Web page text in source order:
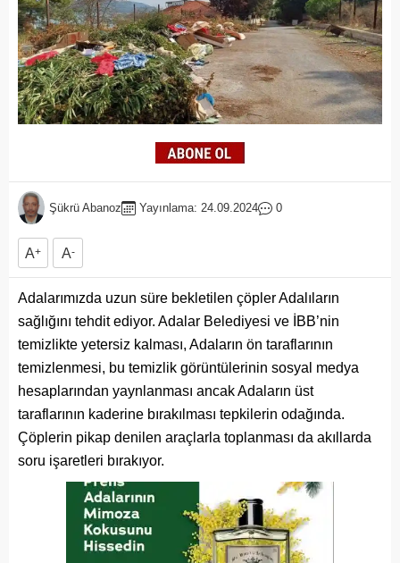
Şükrü Abanoz Yayınlama: 24.09.2024 0
A+ A-
Adalarımızda uzun süre bekletilen çöpler Adalıların
sağlığını tehdit ediyor. Adalar Belediyesi ve İBB’nin
temizlikte yetersiz kalması, Adaların ön taraflarının
temizlenmesi, bu temizlik görüntülerinin sosyal medya
hesaplarından yaynlanması ancak Adaların üst
taraflarının kaderine bırakılması tepkilerin odağında.
Çöplerin pikap denilen araçlarla toplanması da akıllarda
soru işaretleri bırakıyor.